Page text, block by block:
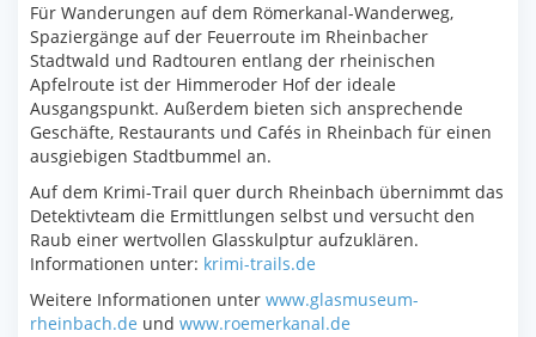
Für Wanderungen auf dem Römerkanal-Wanderweg,
Spaziergänge auf der Feuerroute im Rheinbacher
Stadtwald und Radtouren entlang der rheinischen
Apfelroute ist der Himmeroder Hof der ideale
Ausgangspunkt. Außerdem bieten sich ansprechende
Geschäfte, Restaurants und Cafés in Rheinbach für einen
ausgiebigen Stadtbummel an.
Auf dem Krimi-Trail quer durch Rheinbach übernimmt das
Detektivteam die Ermittlungen selbst und versucht den
Raub einer wertvollen Glasskulptur aufzuklären.
Informationen unter: krimi-trails.de
Weitere Informationen unter www.glasmuseum-
rheinbach.de und www.roemerkanal.de